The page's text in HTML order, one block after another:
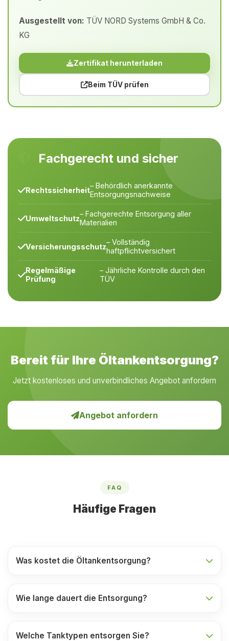
Ausgestellt von: TÜV NORD Systems GmbH & Co.
KG
Zertifikat herunterladen
Beim TÜV prüfen
Fachgerecht und sicher
Rechtssicherheit– Behördlich anerkannte
Entsorgungsnachweise
Umweltschutz– Fachgerechte Entsorgung aller
Materialien
Versicherungsschutz– Vollständig
haftpflichtversichert
Regelmäßige
Prüfung
– Jährliche Kontrolle durch den
TÜV
Bereit für Ihre Öltankentsorgung?
Jetzt kostenloses und unverbindliches Angebot anfordern
Angebot anfordern
FAQ
Häufige Fragen
Was kostet die Öltankentsorgung?
Wie lange dauert die Entsorgung?
Welche Tanktypen entsorgen Sie?